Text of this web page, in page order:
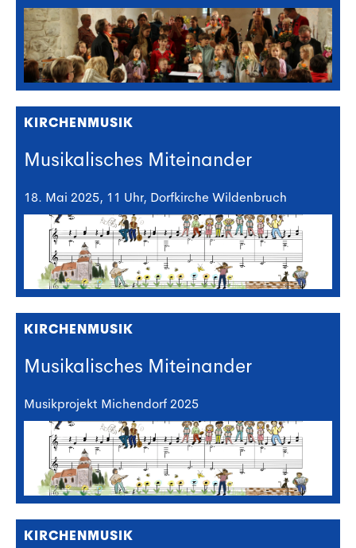
KIRCHENMUSIK
Musikalisches Miteinander
18. Mai 2025, 11 Uhr, Dorfkirche Wildenbruch
KIRCHENMUSIK
Musikalisches Miteinander
Musikprojekt Michendorf 2025
KIRCHENMUSIK